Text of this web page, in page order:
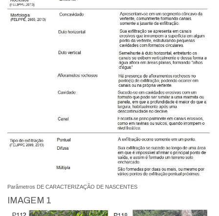
Parâmetros DE CARACTERIZAÇÃO DE NASCENTES
IMAGEM 1